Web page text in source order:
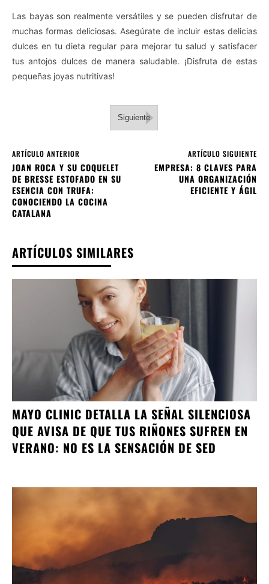
Las bayas son realmente versátiles y se pueden disfrutar de
muchas formas deliciosas. Asegúrate de incluir estas delicias
dulces en tu dieta regular para mejorar tu salud y satisfacer
tus antojos dulces de manera saludable. ¡Disfruta de estas
pequeñas joyas nutritivas!
Siguiente
ARTÍCULO ANTERIOR
JOAN ROCA Y SU COQUELET
DE BRESSE ESTOFADO EN SU
ESENCIA CON TRUFA:
CONOCIENDO LA COCINA
CATALANA
ARTÍCULO SIGUIENTE
EMPRESA: 8 CLAVES PARA
UNA ORGANIZACIÓN
EFICIENTE Y ÁGIL
ARTÍCULOS SIMILARES
MAYO CLINIC DETALLA LA SEÑAL SILENCIOSA
QUE AVISA DE QUE TUS RIÑONES SUFREN EN
VERANO: NO ES LA SENSACIÓN DE SED